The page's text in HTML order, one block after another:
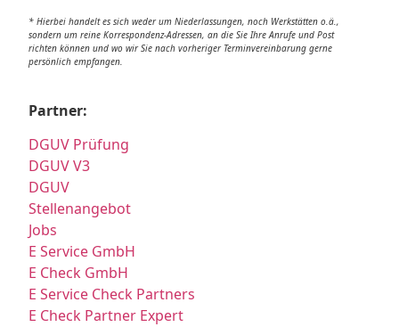
* Hierbei handelt es sich weder um Niederlassungen, noch Werkstätten o.ä.,
sondern um reine Korrespondenz-Adressen, an die Sie Ihre Anrufe und Post
richten können und wo wir Sie nach vorheriger Terminvereinbarung gerne
persönlich empfangen.
Partner:
DGUV Prüfung
DGUV V3
DGUV
Stellenangebot
Jobs
E Service GmbH
E Check GmbH
E Service Check Partners
E Check Partner Expert